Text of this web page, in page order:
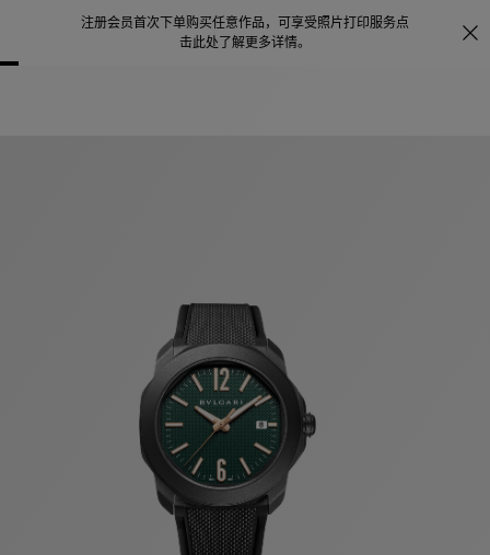
注册会员首次下单购买任意作品，可享受照片打印服务点
击此处了解更多详情。